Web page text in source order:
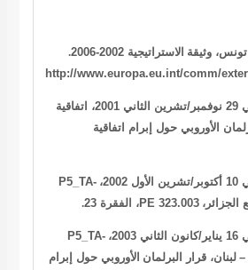
وثيقة الاستراتيجية 2002-2006
.
http://www.europa.eu.int/comm/
الأوروبي الصادر في 29 نوفمبر/تشرين الثاني 2001، اتفاقية
الأوروبي حول إبرام اتفاقية
P5_TA-
الجزائر، PE 323.003، الفقرة 23 .
P5_TA-
– لبنان، قرار البرلمان الأوروبي حول إبرام